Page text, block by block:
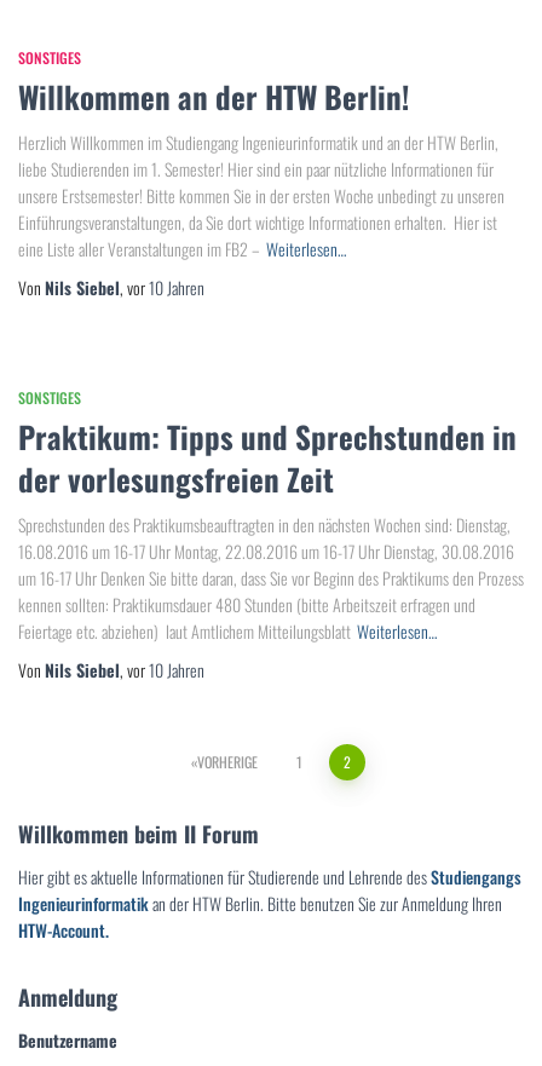
SONSTIGES
Willkommen an der HTW Berlin!
Herzlich Willkommen im Studiengang Ingenieurinformatik und an der HTW Berlin,
liebe Studierenden im 1. Semester! Hier sind ein paar nützliche Informationen für
unsere Erstsemester! Bitte kommen Sie in der ersten Woche unbedingt zu unseren
Einführungsveranstaltungen, da Sie dort wichtige Informationen erhalten. Hier ist
eine Liste aller Veranstaltungen im FB2 – Weiterlesen…
VonNils Siebel, vor10 Jahren
SONSTIGES
Praktikum: Tipps und Sprechstunden in
der vorlesungsfreien Zeit
Sprechstunden des Praktikumsbeauftragten in den nächsten Wochen sind: Dienstag,
16.08.2016 um 16-17 Uhr Montag, 22.08.2016 um 16-17 Uhr Dienstag, 30.08.2016
um 16-17 Uhr Denken Sie bitte daran, dass Sie vor Beginn des Praktikums den Prozess
kennen sollten: Praktikumsdauer 480 Stunden (bitte Arbeitszeit erfragen und
Feiertage etc. abziehen) laut Amtlichem Mitteilungsblatt Weiterlesen…
VonNils Siebel, vor10 Jahren
Seitennummerierung
der
Beiträge
VORHERIGE 1 2
Willkommen beim II Forum
Hier gibt es aktuelle Informationen für Studierende und Lehrende desStudiengangs
Ingenieurinformatikan der HTW Berlin. Bitte benutzen Sie zur Anmeldung Ihren
HTW-Account.
Anmeldung
Benutzername